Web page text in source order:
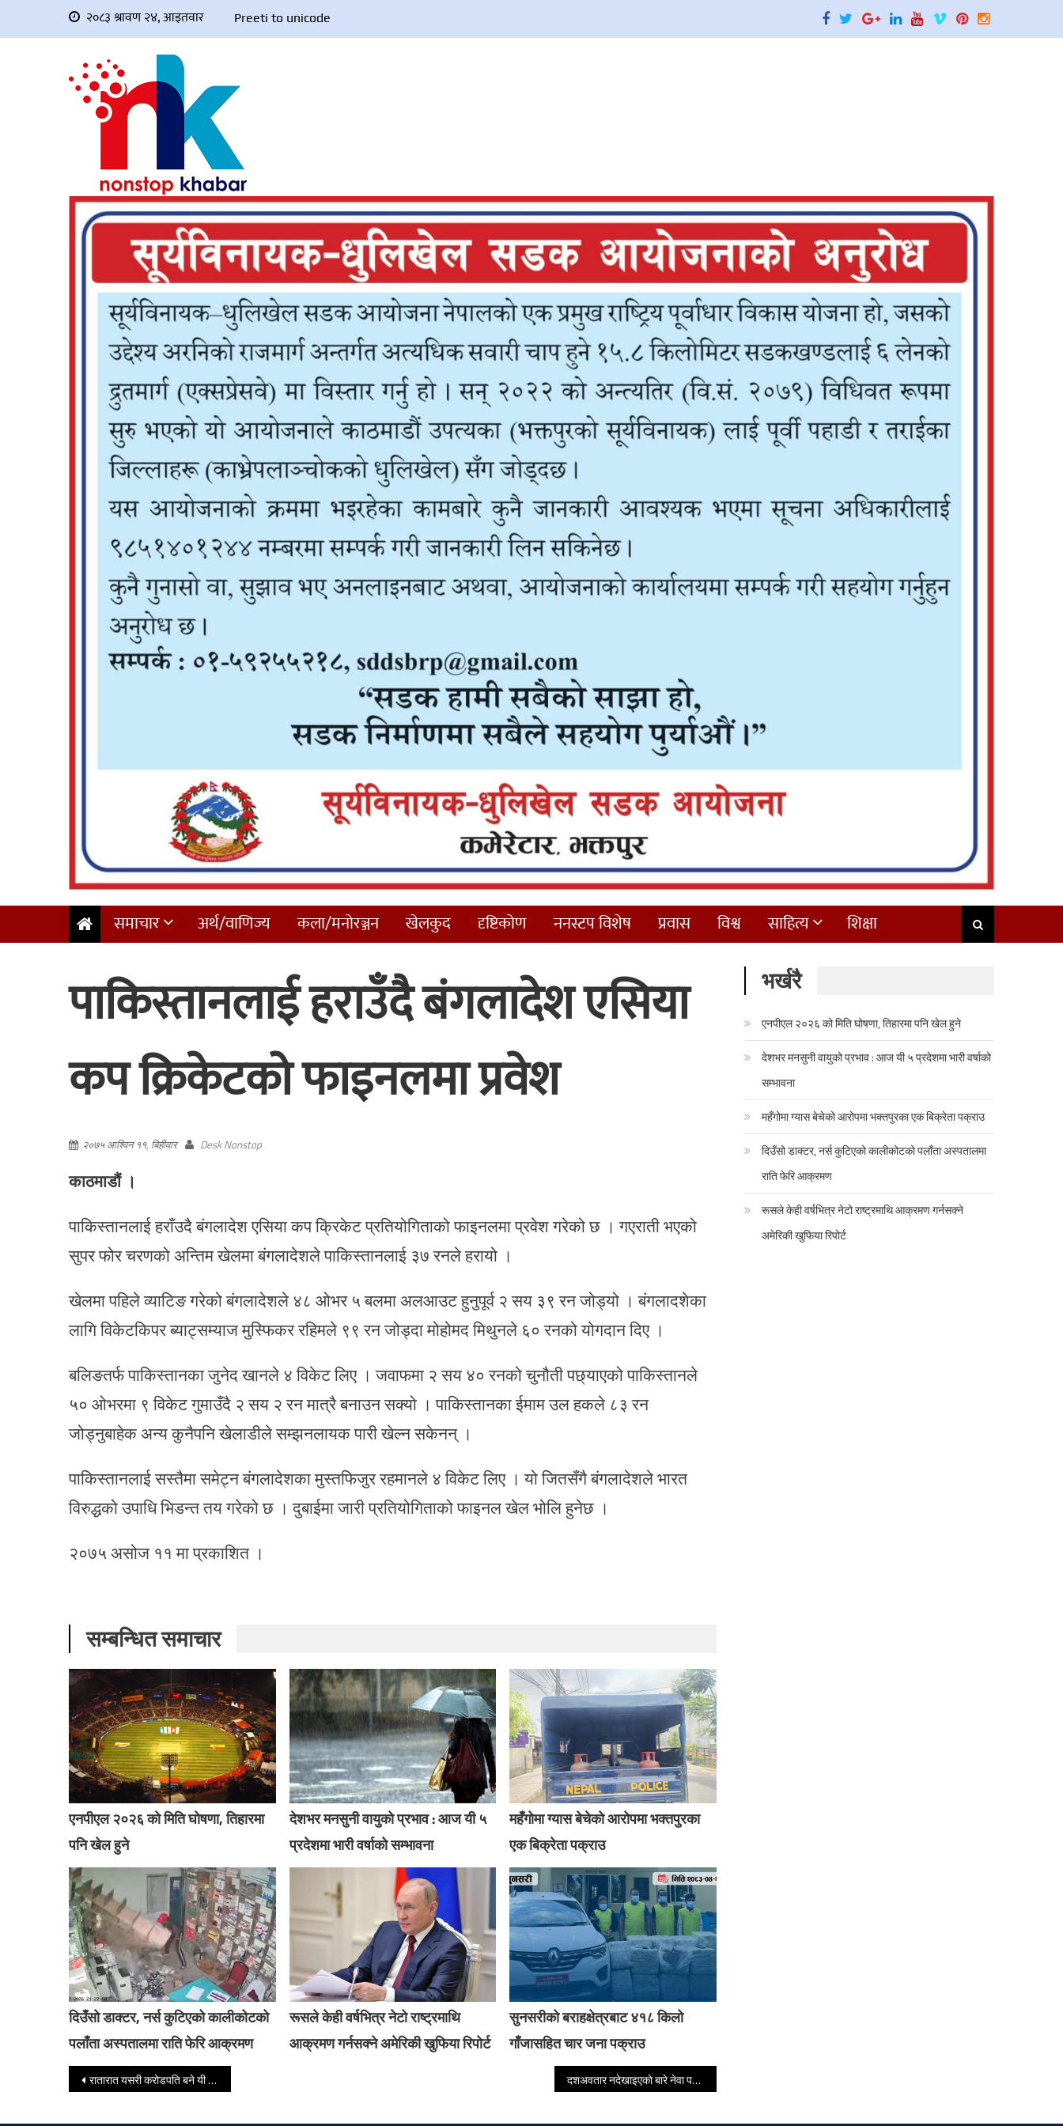
२०८३ श्रावण २४, आइतवार Preeti to unicode
समाचार अर्थ/वाणिज्य कला/मनोरञ्जन खेलकुद दृष्टिकोण ननस्टप विशेष प्रवास विश्व साहित्य शिक्षा
पाकिस्तानलाई हराउँदै बंगलादेश एसिया
कप क्रिकेटको फाइनलमा प्रवेश
२०७५ आश्विन ११, बिहीवार Desk Nonstop
काठमाडौं ।
पाकिस्तानलाई हराँउदै बंगलादेश एसिया कप क्रिकेट प्रतियोगिताको फाइनलमा प्रवेश गरेको छ । गएराती भएको
सुपर फोर चरणको अन्तिम खेलमा बंगलादेशले पाकिस्तानलाई ३७ रनले हरायो ।
खेलमा पहिले व्याटिङ गरेको बंगलादेशले ४८ ओभर ५ बलमा अलआउट हुनुपूर्व २ सय ३९ रन जोड्यो । बंगलादशेका
लागि विकेटकिपर ब्याट्सम्याज मुस्फिकर रहिमले ९९ रन जोड्दा मोहोमद मिथुनले ६० रनको योगदान दिए ।
बलिङतर्फ पाकिस्तानका जुनेद खानले ४ विकेट लिए । जवाफमा २ सय ४० रनको चुनौती पछ्याएको पाकिस्तानले
५० ओभरमा ९ विकेट गुमाउँदै २ सय २ रन मात्रै बनाउन सक्यो । पाकिस्तानका ईमाम उल हकले ८३ रन
जोड्नुबाहेक अन्य कुनैपनि खेलाडीले सम्झनलायक पारी खेल्न सकेनन् ।
पाकिस्तानलाई सस्तैमा समेट्न बंगलादेशका मुस्तफिजुर रहमानले ४ विकेट लिए । यो जितसँगै बंगलादेशले भारत
विरुद्धको उपाधि भिडन्त तय गरेको छ । दुबाईमा जारी प्रतियोगिताको फाइनल खेल भोलि हुनेछ ।
२०७५ असोज ११ मा प्रकाशित ।
सम्बन्धित समाचार
एनपीएल २०२६ को मिति घोषणा, तिहारमा
पनि खेल हुने
देशभर मनसुनी वायुको प्रभाव : आज यी ५
प्रदेशमा भारी वर्षाको सम्भावना
महँगोमा ग्यास बेचेको आरोपमा भक्तपुरका
एक बिक्रेता पक्राउ
दिउँसो डाक्टर, नर्स कुटिएको कालीकोटको
पलाँता अस्पतालमा राति फेरि आक्रमण
रूसले केही वर्षभित्र नेटो राष्ट्रमाथि
आक्रमण गर्नसक्ने अमेरिकी खुफिया रिपोर्ट
सुनसरीको बराहक्षेत्रबाट ४१८ किलो
गाँजासहित चार जना पक्राउ
Post navigation
रातारात यसरी करोडपति बने यी उपसचिव, नगद भेटेपछि छक्कै पर्‍यो अख्तियार दशअवतार नदेखाइएकाे बारे नेवा पत्रकार समुहको चासो
भर्खरै
एनपीएल २०२६ को मिति घोषणा, तिहारमा पनि खेल हुने
देशभर मनसुनी वायुको प्रभाव : आज यी ५ प्रदेशमा भारी वर्षाको
सम्भावना
महँगोमा ग्यास बेचेको आरोपमा भक्तपुरका एक बिक्रेता पक्राउ
दिउँसो डाक्टर, नर्स कुटिएको कालीकोटको पलाँता अस्पतालमा
राति फेरि आक्रमण
रूसले केही वर्षभित्र नेटो राष्ट्रमाथि आक्रमण गर्नसक्ने
अमेरिकी खुफिया रिपोर्ट